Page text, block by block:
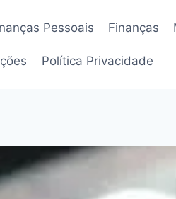
Pessoais Finanças
Política Privacidade